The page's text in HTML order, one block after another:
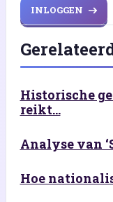
INLOGGEN
Historische
reikt...
Analyse van
Hoe